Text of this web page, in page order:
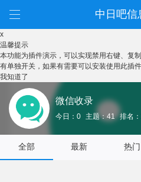
中日吧信
x
温馨提示
本功能为插件演示，可以实现禁用右键、复
有单独开关，如果有需要可以安装使用此插件
我知道了
微信收录
今日：0 主题：41 排名
全部 最新 热门